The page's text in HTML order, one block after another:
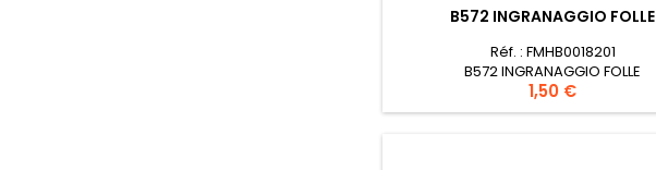
B572 INGRANAGGIO FOLLE
Réf. : FMHB0018201
B572 INGRANAGGIO FOLLE
Prezzo
1,50 €